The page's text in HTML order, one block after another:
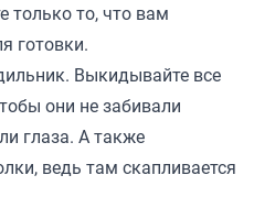
только то, что вам
готовки.
Выкидывайте все
они не забивали
глаза. А также
ведь там скапливается